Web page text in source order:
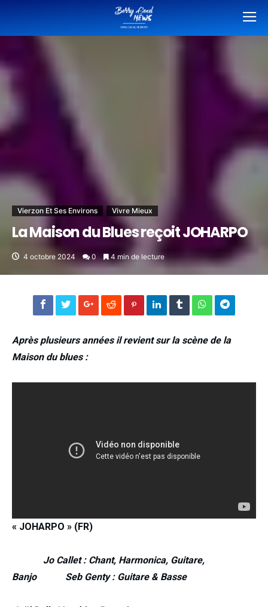
Vierzon Et Ses Environs Vivre Mieux
La Maison du Blues reçoit JOHARPO
4 octobre 2024 0 4 min de lecture
Après plusieurs années il revient sur la scène de la
Maison du blues :
« JOHARPO » (FR)
Jo Callet : Chant, Harmonica, Guitare,
Banjo
Seb Genty : Guitare & Basse